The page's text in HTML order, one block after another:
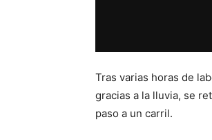
Tras varias horas de
gracias a la lluvia, se
paso a un carril.